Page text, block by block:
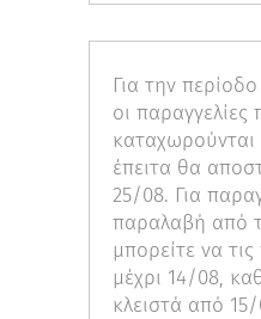
Για την
οι παραγγελίες
έπειτα θα
25/08. Για
παραλαβή από
μπορείτε να
μέχρι 14/08,
κλειστά από